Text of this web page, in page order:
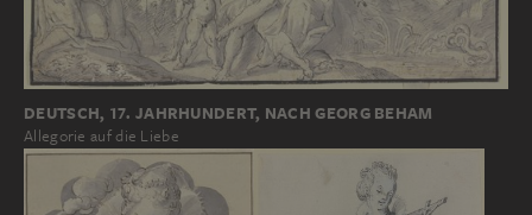
DEUTSCH, 17. JAHRHUNDERT, NACH GEORG BEHAM
Allegorie auf die Liebe